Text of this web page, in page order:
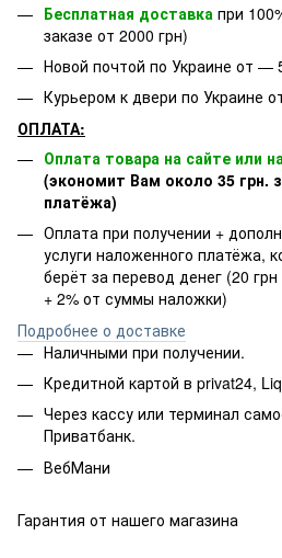
Бесплатная доставка при
заказе от 2000 грн)
Новой почтой по Украине от —
Курьером к двери по Украине
ОПЛАТА:
Оплата товара на сайте или
(экономит Вам около 35 грн.
платёжа)
Оплата при получении +
услуги наложенного платёжа,
берёт за перевод денег (20
+ 2% от суммы наложки)
Подробнее о доставке
Наличными при получении.
Кредитной картой в privat24,
Через кассу или терминал
Приватбанк.
ВебМани
Гарантия от нашего магазина